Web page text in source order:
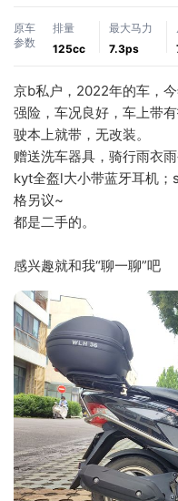
原车
参数
排量
125cc
最大马力
7.3ps
京b私户，2022年的车，
强险，车况良好，车上带
驶本上就带，无改装。
赠送洗车器具，骑行雨衣
kyt全盔l大小带蓝牙耳机
格另议~
都是二手的。
感兴趣就和我“聊一聊”吧